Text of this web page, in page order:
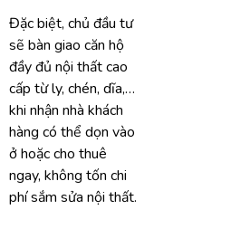
Đặc biệt, chủ đầu tư
sẽ bàn giao căn hộ
đầy đủ nội thất cao
cấp từ ly, chén, dĩa,…
khi nhận nhà khách
hàng có thể dọn vào
ở hoặc cho thuê
ngay, không tốn chi
phí sắm sửa nội thất.